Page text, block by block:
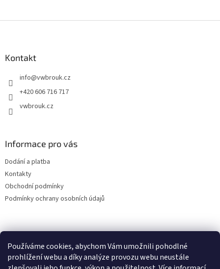
Používáme cookies, abychom Vám umožnili pohodlné
prohlížení webu a díky analýze provozu webu neustále
Kontakt
info@vwbrouk.cz
+420 606 716 717
vwbrouk.cz
Informace pro vás
Dodání a platba
Kontakty
Obchodní podmínky
Podmínky ochrany osobních údajů